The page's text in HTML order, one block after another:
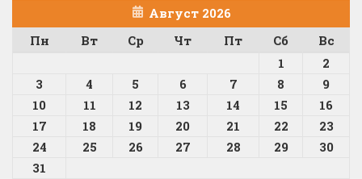
Август 2026
Пн
Вт Ср Чт Пт Сб
Вс
1
2
3
4 5 6 7 8
9
10
11 12 13 14 15
16
17
18 19 20 21 22
23
24
25 26 27 28 29
30
31